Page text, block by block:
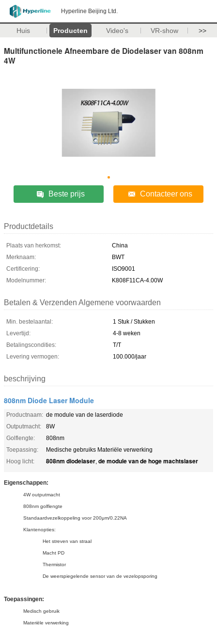
Hyperline Beijing Ltd.
Huis Producten Video's VR-show >>
Multifunctionele Afneembare de Diodelaser van 808nm
4W
Beste prijs Contacteer ons
Productdetails
Plaats van herkomst:
China
Merknaam:
BWT
Certificering:
ISO9001
Modelnummer:
K808F11CA-4.00W
Betalen & Verzenden Algemene voorwaarden
Min. bestelaantal:
1 Stuk / Stukken
Levertijd:
4-8 weken
Betalingscondities:
T/T
Levering vermogen:
100.000/jaar
beschrijving
808nm Diode Laser Module
Productnaam: de module van de laserdiode
Outputmacht:
8W
Golflengte:
808nm
Toepassing:
Medische gebruiks Materiële verwerking
Hoog licht:
808nm diodelaser, de module van de hoge machtslaser
Eigenschappen:
4W outputmacht
808nm golflengte
Standaardvezelkoppeling voor 200μm/0.22NA
Klantenopties:
Het streven van straal
Macht PD
Thermistor
De weerspiegelende sensor van de vezelopsporing
Toepassingen:
Medisch gebruik
Materiële verwerking